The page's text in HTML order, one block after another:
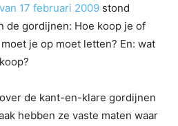
17 februari 2009 stond
de gordijnen: Hoe koop je of
je op moet letten? En: wat
de kant-en-klare gordijnen
hebben ze vaste maten waar